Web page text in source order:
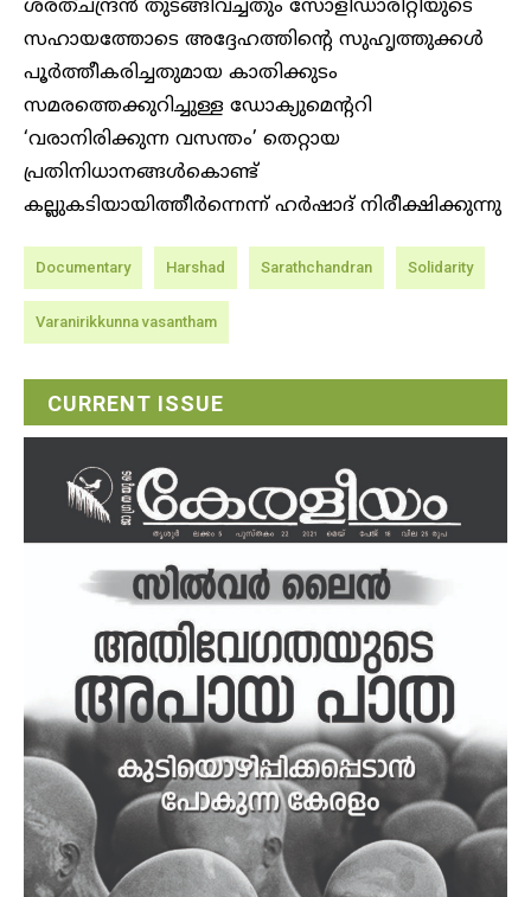
ശരത്ചന്ദ്രന്‍ തുടങ്ങിവച്ചതും സോളിഡാരിറ്റിയുടെ
സഹായത്തോടെ അദ്ദേഹത്തിന്റെ സുഹൃത്തുക്കള്‍
പൂര്‍ത്തീകരിച്ചതുമായ കാതിക്കുടം
സമരത്തെക്കുറിച്ചുള്ള ഡോക്യുമെന്ററി
‘വരാനിരിക്കുന്ന വസന്തം’ തെറ്റായ
പ്രതിനിധാനങ്ങള്‍കൊണ്ട്
കല്ലുകടിയായിത്തീര്‍ന്നെന്ന് ഹര്‍ഷാദ് നിരീക്ഷിക്കുന്നു
Documentary Harshad Sarathchandran Solidarity
Varanirikkunna vasantham
CURRENT ISSUE